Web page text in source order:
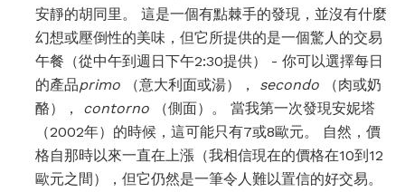
安靜的胡同里。 這是一個有點棘手的發現，並沒有什麼
幻想或壓倒性的美味，但它所提供的是一個驚人的交易
午餐（從中午到週日下午2:30提供） - 你可以選擇每日
的產品primo （意大利面或湯）， secondo （肉或奶
酪）， contorno （側面）。 當我第一次發現安妮塔
（2002年）的時候，這可能只有7或8歐元。 自然，價
格自那時以來一直在上漲（我相信現在的價格在10到12
歐元之間），但它仍然是一筆令人難以置信的好交易。